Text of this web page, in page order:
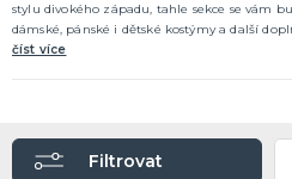
Rozvoz
Párty Blog
Kariéra
Kontakt
HALLOWEEN
Kostýmy
Výzdoba
DALŠÍ KATEGORIE
stylu divokého západu, tahle sekce se vám
dámské, pánské i dětské kostýmy a další
číst více
Filtrovat